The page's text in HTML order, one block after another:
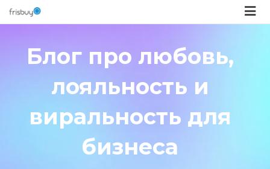
Блог про любовь,
лояльность и
виральность для
бизнеса